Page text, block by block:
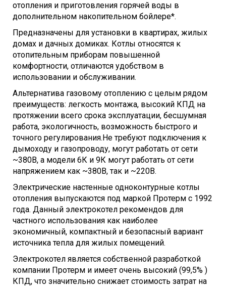
Индикация неисправностей
Масксимальная рабочая температура
85 C
Система контроля
Предохранительный клапан
Тепловой предохранитель
Защита насоса от заклинивания
Да
Электрическое подключение
Напряжение / Частота, В/Гц
230,400/
Потребление, кВт
12
Класс защиты
IPX4D
Рекомендуемое сечение провода, 380В, мм2
Размеры
Контур отопления, дюйм
3/4
Высота, мм
Глубина, мм
отопления и приготовления горячей воды в
дополнительном накопительном бойлере*.
Предназначены для установки в квартирах, жилых
домах и дачных домиках. Котлы относятся к
отопительным приборам повышенной
комфортности, отличаются удобством в
использовании и обслуживании.
Альтернатива газовому отоплению с целым рядом
преимуществ: легкость монтажа, высокий КПД на
протяжении всего срока эксплуатации, бесшумная
работа, экологичность, возможность быстрого и
точного регулирования.Не требуют подключения к
дымоходу и газопроводу, могут работать от сети
~380В, а модели 6К и 9К могут работать от сети
напряжением как ~380В, так и ~220В.
Электрические настенные одноконтурные котлы
отопления выпускаются под маркой Протерм с 1992
года. Данный электрокотел рекомендов для
частного использования как наиболее
экономичный, компактный и безопасный вариант
источника тепла для жилых помещений.
Электрокотел является собственной разработкой
компании Протерм и имеет очень высокий (99,5% )
КПД, что значительно снижает стоимость затрат на